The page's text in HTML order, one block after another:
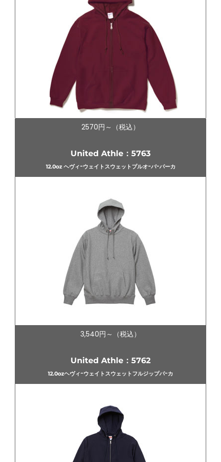
2570円～（税込）
United Athle：5763
12.0oz ヘヴィｰウェイトスウェットプルオｰバｰパーカ
3,540円～（税込）
United Athle：5762
12.0ozヘヴィｰウェイトスウェットフルジップパｰカ